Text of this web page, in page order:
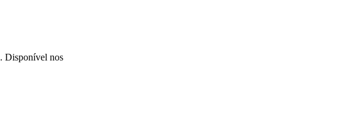
Disponível nos